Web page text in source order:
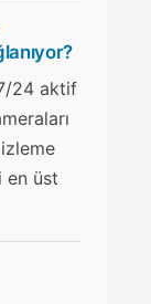
24 aktif
en üst